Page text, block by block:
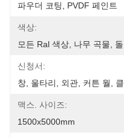
파우더 코팅, PVDF 페인트
색상:
모든 Ral 색상, 나무 곡물,
신청서:
창, 울타리, 외관, 커튼 월,
맥스. 사이즈:
1500x5000mm